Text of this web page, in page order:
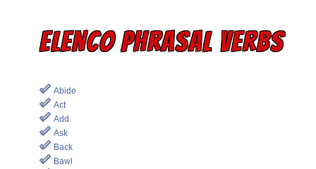
ELENCO PHRASAL VERBS
Abide
Act
Add
Ask
Back
Bawl